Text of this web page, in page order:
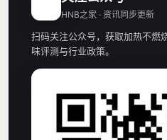
HNB之家 · 资讯同步更新
扫码关注公众号，获取加热不燃
味评测与行业政策。